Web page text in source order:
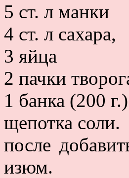
5 ст. л манки
4 ст. л сахара,
3 яйца
2 пачки
1 банка (200
щепотка соли.
после
изюм.